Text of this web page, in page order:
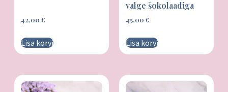
42,00 €
Lisa korvi
valge šokolaadiga
45,00 €
Lisa korvi